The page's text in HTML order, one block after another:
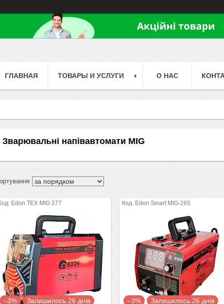
ГЛАВНАЯ ТОВАРЫ И УСЛУГИ О НАС
Зварювальні напівавтомати MIG
Edon TEX MIG 277
–3% Залишилось 26 днів
Edon Smart MIG-265
–3% Залишилось 26 днів